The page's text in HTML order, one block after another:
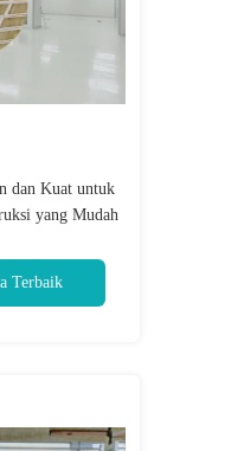
dan Kuat untuk
yang Mudah
Terbaik